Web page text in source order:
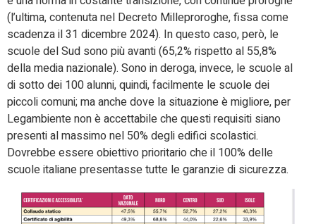
(l’ultima, contenuta nel Decreto Milleproroghe, fissa come
scadenza il 31 dicembre 2024). In questo caso, però, le
scuole del Sud sono più avanti (65,2% rispetto al 55,8%
della media nazionale). Sono in deroga, invece, le scuole al
di sotto dei 100 alunni, quindi, facilmente le scuole dei
piccoli comuni; ma anche dove la situazione è migliore, per
Legambiente non è accettabile che questi requisiti siano
presenti al massimo nel 50% degli edifici scolastici.
Dovrebbe essere obiettivo prioritario che il 100% delle
scuole italiane presentasse tutte le garanzie di sicurezza.